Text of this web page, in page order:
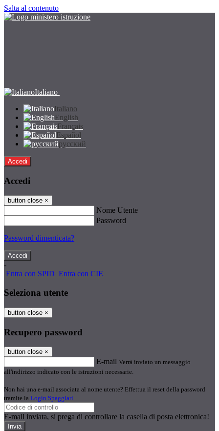
Salta al contenuto
Italiano
Italiano
English
Français
Español
русский
Accedi
Accedi
button close ×
Nome Utente
Password
Password dimenticata?
-
Entra con SPID Entra con CIE
Seleziona utente
button close ×
Recupero password
button close ×
E-mail Verrà inviato un messaggio
all'indirizzo indicato con le istruzioni necessarie.
Non hai una e-mail associata al nome utente? Effettua il reset della password
tramite la Login Spaggiari
E-mail inviata, si prega di controllare la casella di posta elettronica!